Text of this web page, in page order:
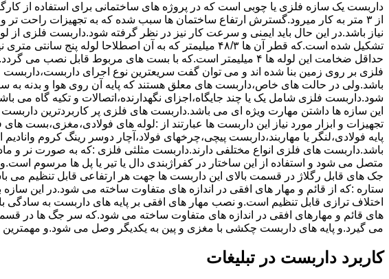
داربست یک سازه فلزی یا چوبی است که در پروژه های ساختمانی برای استفاده از کارگر
از ۳ متر به کار میرود.گسترش ارتفاع ساختمان ها سبب شده که به تجهیزات راحت تر و
نیاز باشد.در این حال باید ایمنی و سرعت کار نیز در نظر گرفته شود.داربست فلزی از
تشکیل شده است.که قطر آن ها ۴۸/۳ میلیمتر که به آن اصطلاحا لوله پنج
حداقل ضخامت این لوله ها ۴ میلیمتر است.که با بست های مربوط قابل نصب
فلزی بر روی زمین بنا شده اند و می توان گفت سریعترین نوع اجرای
باشد.ولی در حالت های خاص،داربست های معلق هستند که پایه آن روی هوا و بدنه
شود.داربست فلزی شامل یک یا چند جایگاه،اجزای نگهدارنده،اتصالات و تکیه گاه می
این سازه ها داشتن مهارت ویژه ای می باشد.داربست های فلزی پر کاربردترین
تجهیزات و ابزار مورد نیاز این داربست ها عبارتند از :لوله های فولادی،مغزی،بست
پایه فولادی،لنگر یا مهاربند،داربست پیچی،چرخهای فولاد،آچار دوسر رینگ کروم وانادیم
باشد.داربست های فلزی انواع مختلفی دارند.داربست مثلثی فلزی :که به صورت نر و
متصل می شود و استفاده از این ساختار در کفراژبندی دال یا تیر یا پل ها مرسوم است.و
ستاره :که از قائم و مهار های افقی در اندازه های متفاوت ساخته می شود.در این
اختلاف ترازی قابل تنظیم است.و نصب مهار های افقی بر پایه های داربست به
های قائم و مهارهای افقی در اندازه های متفاوت ساخته می شود.که سر جگ ها در
می گیرد.و پایه های داربست چکشی با مغزی و پین به یکدیگر وصل می شود.و
کاربرد داربست در تبلیغات